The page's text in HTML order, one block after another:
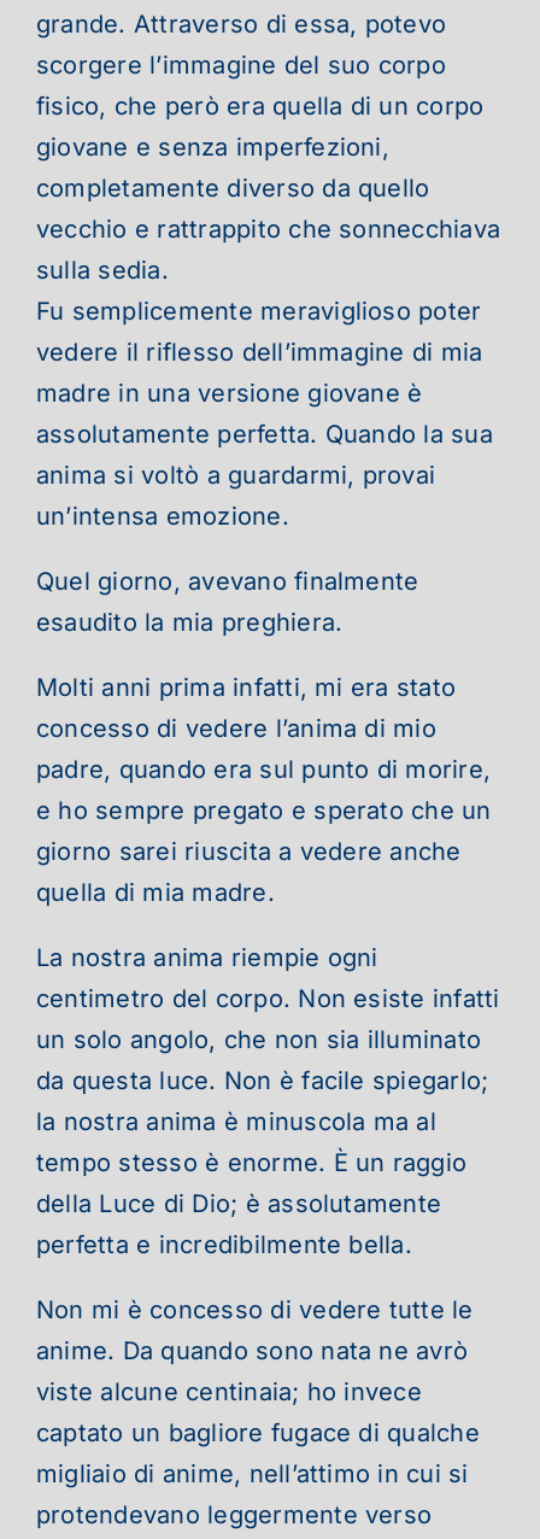
grande. Attraverso di essa, potevo
scorgere l’immagine del suo corpo
fisico, che però era quella di un corpo
giovane e senza imperfezioni,
completamente diverso da quello
vecchio e rattrappito che sonnecchiava
sulla sedia.
Fu semplicemente meraviglioso poter
vedere il riflesso dell’immagine di mia
madre in una versione giovane è
assolutamente perfetta. Quando la sua
anima si voltò a guardarmi, provai
un’intensa emozione.
Quel giorno, avevano finalmente
esaudito la mia preghiera.
Molti anni prima infatti, mi era stato
concesso di vedere l’anima di mio
padre, quando era sul punto di morire,
e ho sempre pregato e sperato che un
giorno sarei riuscita a vedere anche
quella di mia madre.
La nostra anima riempie ogni
centimetro del corpo. Non esiste infatti
un solo angolo, che non sia illuminato
da questa luce. Non è facile spiegarlo;
la nostra anima è minuscola ma al
tempo stesso è enorme. È un raggio
della Luce di Dio; è assolutamente
perfetta e incredibilmente bella.
Non mi è concesso di vedere tutte le
anime. Da quando sono nata ne avrò
viste alcune centinaia; ho invece
captato un bagliore fugace di qualche
migliaio di anime, nell’attimo in cui si
protendevano leggermente verso